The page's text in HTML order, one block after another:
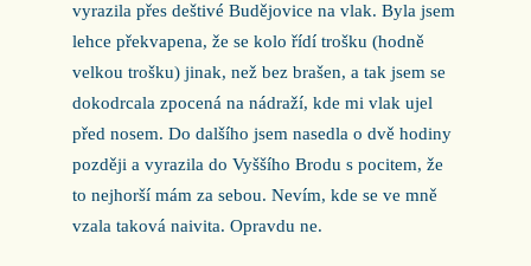
vyrazila přes deštivé Budějovice na vlak. Byla jsem
lehce překvapena, že se kolo řídí trošku (hodně
velkou trošku) jinak, než bez brašen, a tak jsem se
dokodrcala zpocená na nádraží, kde mi vlak ujel
před nosem. Do dalšího jsem nasedla o dvě hodiny
později a vyrazila do Vyššího Brodu s pocitem, že
to nejhorší mám za sebou. Nevím, kde se ve mně
vzala taková naivita. Opravdu ne.